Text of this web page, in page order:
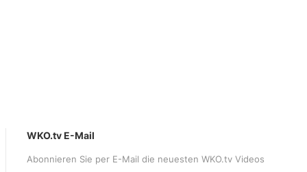
WKO.tv E-Mail
Abonnieren Sie per E-Mail die neuesten WKO.tv Videos